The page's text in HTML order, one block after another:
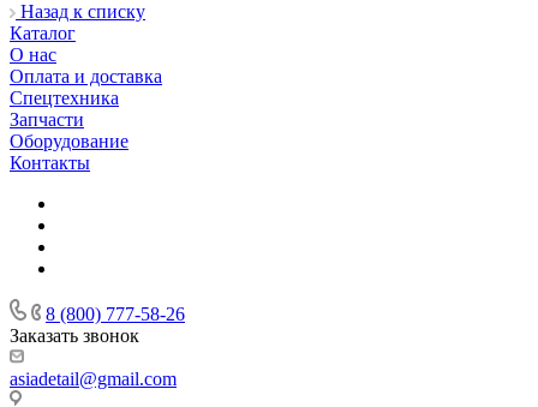
Назад к списку
Каталог
О нас
Оплата и доставка
Спецтехника
Запчасти
Оборудование
Контакты
8 (800) 777-58-26
Заказать звонок
asiadetail@gmail.com